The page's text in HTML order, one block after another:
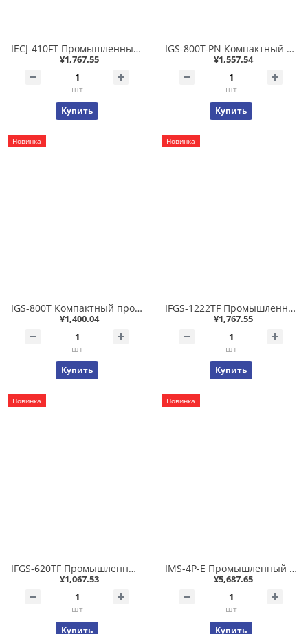
IECJ-410FT Промышленный 4-х портовый (1xIN, 3xOUT) коммутатор с интерфейсом EtherCAT порты 100BASE-TX RJ45 (1xIN, 2xOUT) и 100BASE-FX SFP (1xOUT), резервируемое питание 9..48В постоянного тока, на DIN-рейку габарит 32x135x87 мм 0.38 кг металлический корпу
¥1,767.55
шт
Купить
IGS-800T-PN Компактный промышленный коммутатор 8-портов 10/100/1000T, Profinet QoS
¥1,557.54
шт
Купить
Новинка
IGS-800T Компактный промышленный коммутатор 8-портов 10/100/1000T, Profinet QoS
¥1,400.04
шт
Купить
Новинка
IFGS-1222TF Промышленный комбинированный коммутатор. 8-портов 10/100TX + 2-порта 10/100/1000BASE-T RJ45 + 2-интерфейса SFP. PROFINET QoS, поддержка кольца ERPS, -40/+75℃, Питание: DC 9 ~ 48В / AC 24В
¥1,767.55
шт
Купить
Новинка
IFGS-620TF Промышленный гигабитный коммутатор, 4-порта 10/100/1000T + 2-порта 100/1000/2500X SFP, PROFINET QoS, -40/+75℃, Питание: DC 12 ~ 48В / AC 24В
¥1,067.53
шт
Купить
Новинка
IMS-4P-E Промышленный модуль коммутатора на 4 порта 10/100/1000T 802.3bt PoE++ для IMS-6325-5, бюджет PoE 180 Вт, режимы bt/at/Legacy/Force, входное питание 48~54В DC, от -20C.
¥5,687.65
шт
Купить